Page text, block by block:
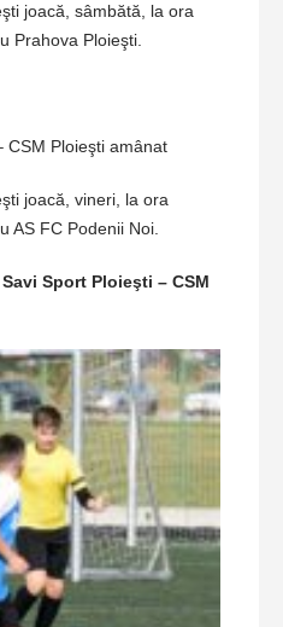
joacă, sâmbătă, la ora
Prahova Ploieşti.
CSM Ploieşti amânat
joacă, vineri, la ora
AS FC Podenii Noi.
Sport Ploieşti – CSM